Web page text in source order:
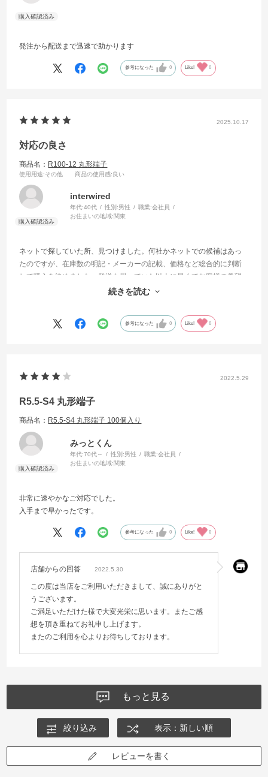
発注から配送まで迅速で助かります
参考になった 0 Like! 0
2025.10.17
対応の良さ
商品名： R100-12 丸形端子
使用用途:その他 商品の使用感:良い
interwired
年代:40代 性別:男性 職業:会社員
お住まいの地域:関東
ネットで探していた所、見つけました。何社かネットでの候補はあっ
たのですが、在庫数の明記・メーカーの記載、価格など総合的に判断
して購入を決めました。発送も思っていた以上に早くてお客様の希望
納期に間に合わせることが出来ました。また利用させて頂きたいで
続きを読む
参考になった 0 Like! 0
2022.5.29
R5.5-S4 丸形端子
商品名： R5.5-S4 丸形端子 100個入り
みっとくん
年代:70代～ 性別:男性 職業:会社員
お住まいの地域:関東
非常に速やかなご対応でした。
入手まで早かったです。
参考になった 0 Like! 0
店舗からの回答 2022.5.30
この度は当店をご利用いただきまして、誠にありがと
うございます。
ご満足いただけた様で大変光栄に思います。またご感
想を頂き重ねてお礼申し上げます。
またのご利用を心よりお待ちしております。
もっと見る
絞り込み 表示：新しい順
レビューを書く